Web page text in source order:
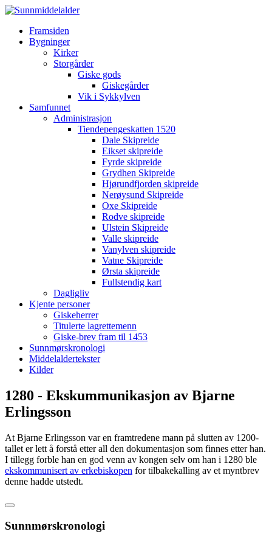
Framsiden
Bygninger
Kirker
Storgårder
Giske gods
Giskegårder
Vik i Sykkylven
Samfunnet
Administrasjon
Tiendepengeskatten 1520
Dale Skipreide
Eikset skipreide
Fyrde skipreide
Grydhen Skipreide
Hjørundfjorden skipreide
Nerøysund Skipreide
Oxe Skipreide
Rodve skipreide
Ulstein Skipreide
Valle skipreide
Vanylven skipreide
Vatne Skipreide
Ørsta skipreide
Fullstendig kart
Dagligliv
Kjente personer
Giskeherrer
Titulerte lagrettemenn
Giske-brev fram til 1453
Sunnmørskronologi
Middelaldertekster
Kilder
1280 - Ekskummunikasjon av Bjarne
Erlingsson
At Bjarne Erlingsson var en framtredene mann på slutten av 1200-
tallet er lett å forstå etter all den dokumentasjon som finnes etter han.
I tillegg forble han en god venn av kongen selv om han i 1280 ble
ekskommunisert av erkebiskopen for tilbakekalling av et myntbrev
denne hadde utstedt.
Sunnmørskronologi